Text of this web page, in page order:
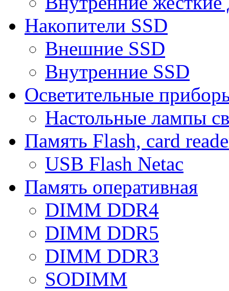
Накопители SSD
Внешние SSD
Внутренние SSD
Осветительные
Настольные лампы
Память Flash, card
USB Flash Netac
Память оперативная
DIMM DDR4
DIMM DDR5
DIMM DDR3
SODIMM